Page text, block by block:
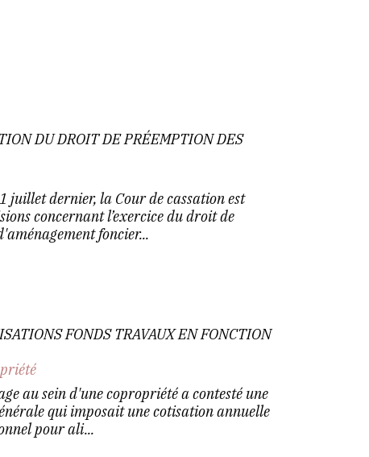
DU DROIT DE PRÉEMPTION DES
juillet dernier, la Cour de cassation est
concernant l’exercice du droit de
foncier...
FONDS TRAVAUX EN FONCTION
au sein d'une copropriété a contesté une
qui imposait une cotisation annuelle
pour ali...